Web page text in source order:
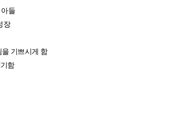
아들
장
을 기쁘시게 함
함